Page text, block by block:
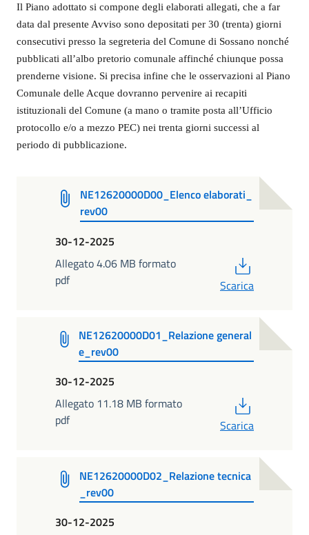
Il Piano adottato si compone degli elaborati allegati, che a far
data dal presente Avviso sono depositati per 30 (trenta) giorni
consecutivi presso la segreteria del Comune di Sossano nonché
pubblicati all’albo pretorio comunale affinché chiunque possa
prenderne visione. Si precisa infine che le osservazioni al Piano
Comunale delle Acque dovranno pervenire ai recapiti
istituzionali del Comune (a mano o tramite posta all’Ufficio
protocollo e/o a mezzo PEC) nei trenta giorni successi al
periodo di pubblicazione.
NE12620000D00_Elenco elaborati_
rev00
30-12-2025
Allegato 4.06 MB formato
pdf
Scarica
NE12620000D01_Relazione general
e_rev00
30-12-2025
Allegato 11.18 MB formato
pdf
Scarica
NE12620000D02_Relazione tecnica
_rev00
30-12-2025